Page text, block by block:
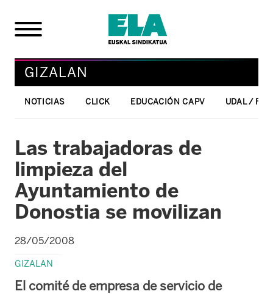
GIZALAN
NOTICIAS CLICK EDUCACIÓN CAPV UDAL /
Las trabajadoras de
limpieza del
Ayuntamiento de
Donostia se movilizan
28/05/2008
GIZALAN
El comité de empresa de servicio de